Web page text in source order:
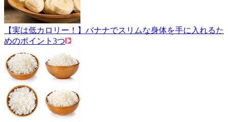
【実は低カロリー！】バナナでスリムな身体を手に入れるた
めのポイント3つ